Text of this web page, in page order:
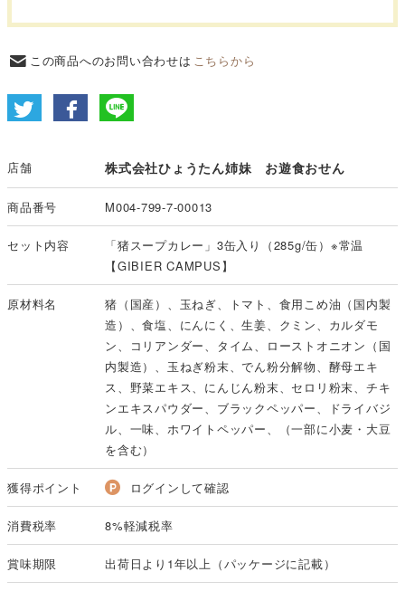
この商品へのお問い合わせは こちらから
店舗 株式会社ひょうたん姉妹 お遊食おせん
商品番号 M004-799-7-00013
セット内容
「猪スープカレー」3缶入り（285g/缶）※常温
【GIBIER CAMPUS】
原材料名
猪（国産）、玉ねぎ、トマト、食用こめ油（国内製
造）、食塩、にんにく、生姜、クミン、カルダモ
ン、コリアンダー、タイム、ローストオニオン（国
内製造）、玉ねぎ粉末、でん粉分解物、酵母エキ
ス、野菜エキス、にんじん粉末、セロリ粉末、チキ
ンエキスパウダー、ブラックペッパー、ドライバジ
ル、一味、ホワイトペッパー、（一部に小麦・大豆
を含む）
獲得ポイント ログインして確認
消費税率 8%軽減税率
賞味期限 出荷日より1年以上（パッケージに記載）